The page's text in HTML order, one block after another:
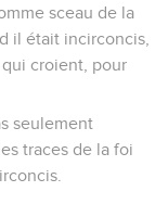
sceau de la
il était incirconcis,
croient, pour
seulement
traces de la foi